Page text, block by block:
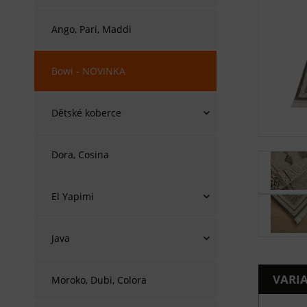
Ango, Pari, Maddi
Bowi - NOVINKA
Dětské koberce
Dora, Cosina
El Yapimi
Java
Moroko, Dubi, Colora